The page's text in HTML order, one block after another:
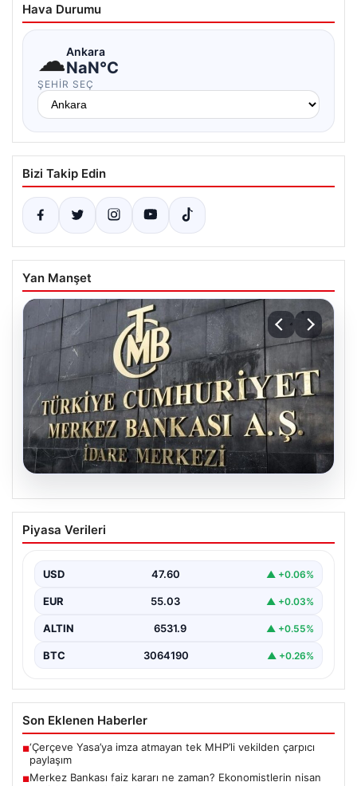
Hava Durumu
☁Ankara
NaN°C
ŞEHIR SEÇ
Bizi Takip Edin
Yan Manşet
05.08.2026
Merkez Bankası faiz kararı ne zaman?
Ekonomistlerin nisan ayı faiz beklentisi
Piyasa Verileri
USD 47.60 ▲ +0.06%
EUR 55.03 ▲ +0.03%
ALTIN 6531.9 ▲ +0.55%
BTC 3064190 ▲ +0.26%
Son Eklenen Haberler
■‘Çerçeve Yasa’ya imza atmayan tek MHP’li vekilden çarpıcı
paylaşım
■Merkez Bankası faiz kararı ne zaman? Ekonomistlerin nisan